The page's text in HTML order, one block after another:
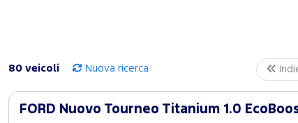
80 veicoli Nuova ricerca
FORD Nuovo Tourneo Titanium 1.0